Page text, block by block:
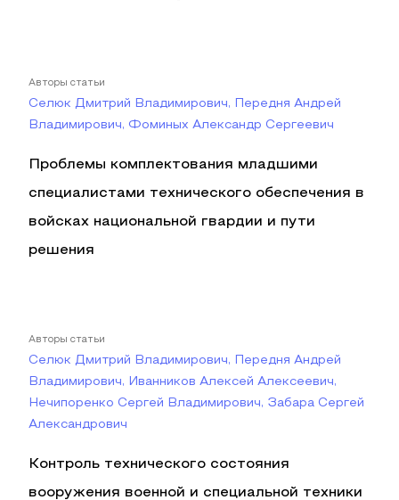
Авторы статьи
Селюк Дмитрий Владимирович, Передня Андрей
Владимирович, Фоминых Александр Сергеевич
Проблемы комплектования младшими
специалистами технического обеспечения в
войсках национальной гвардии и пути
решения
Авторы статьи
Селюк Дмитрий Владимирович, Передня Андрей
Владимирович, Иванников Алексей Алексеевич,
Нечипоренко Сергей Владимирович, Забара Сергей
Александрович
Контроль технического состояния
вооружения военной и специальной техники